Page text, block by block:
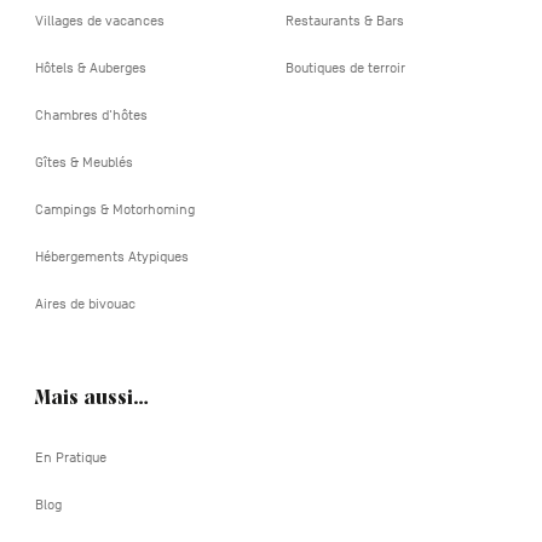
Villages de vacances
Hôtels & Auberges
Chambres d'hôtes
Gîtes & Meublés
Campings & Motorhoming
Hébergements Atypiques
Aires de bivouac
Restaurants & Bars
Boutiques de terroir
Mais aussi…
En Pratique
Blog